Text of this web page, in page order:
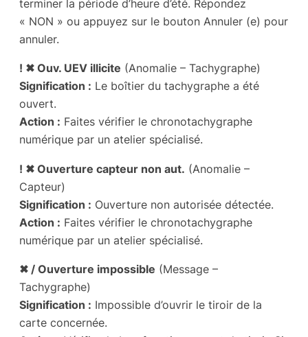
terminer la période d’heure d’été. Répondez
« NON » ou appuyez sur le bouton Annuler (e) pour
annuler.
! ✖ Ouv. UEV illicite (Anomalie – Tachygraphe)
Signification : Le boîtier du tachygraphe a été
ouvert.
Action : Faites vérifier le chronotachygraphe
numérique par un atelier spécialisé.
! ✖ Ouverture capteur non aut. (Anomalie –
Capteur)
Signification : Ouverture non autorisée détectée.
Action : Faites vérifier le chronotachygraphe
numérique par un atelier spécialisé.
✖ / Ouverture impossible (Message –
Tachygraphe)
Signification : Impossible d’ouvrir le tiroir de la
carte concernée.